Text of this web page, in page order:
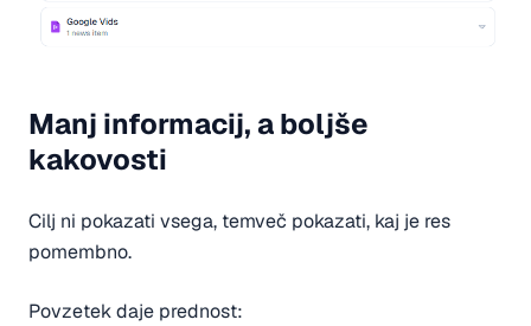
Manj informacij, a boljše
kakovosti
Cilj ni pokazati vsega, temveč pokazati, kaj je res
pomembno.
Povzetek daje prednost: